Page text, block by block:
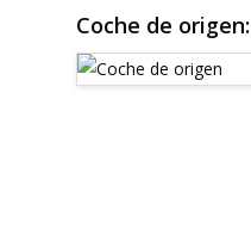
Coche de origen: